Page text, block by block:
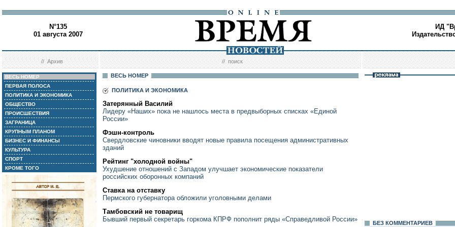
N°135
01 августа 2007
ИД
//Архив //поиск
ВЕСЬ НОМЕР
ПЕРВАЯ ПОЛОСА
ПОЛИТИКА И ЭКОНОМИКА
ОБЩЕСТВО
ПРОИСШЕСТВИЯ
ЗАГРАНИЦА
КРУПНЫМ ПЛАНОМ
БИЗНЕС И ФИНАНСЫ
КУЛЬТУРА
СПОРТ
КРОМЕ ТОГО
ВЕСЬ НОМЕР
ПОЛИТИКА И ЭКОНОМИКА
Затерянный Василий
Лидеру «Наших» пока не нашлось места в предвыборных списках «Единой
России»
Фэшн-контроль
Свердловские чиновники вводят новые правила посещения административных
зданий
Рейтинг "холодной войны"
Ухудшение отношений с Западом улучшает экономические показатели
российских оборонных компаний
Ставка на отставку
Пермского губернатора обложили уголовными делами
Тамбовский не товарищ
Бывший первый секретарь горкома КПРФ пополнит ряды «Справедливой России»
БЕЗ КОМMЕНТАРИЕВ